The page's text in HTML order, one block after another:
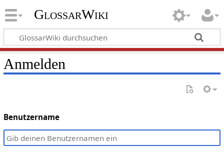
GlossarWiki
Anmelden
Benutzername